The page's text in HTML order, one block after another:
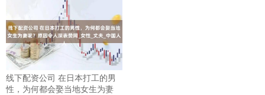
线下配资公司 在日本打工的男
性，为何都会娶当地女生为妻